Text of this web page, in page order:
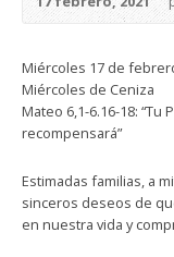
Miércoles 17 de
Miércoles de Ceniza
Mateo 6,1-6.16-18:
recompensará”
Estimadas familias, a
sinceros deseos de
en nuestra vida y